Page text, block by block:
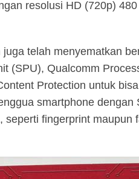
resolusi HD (720p)
telah menyematkan
(SPU), Qualcomm
Protection untuk
smartphone dengan
seperti fingerprint maupun